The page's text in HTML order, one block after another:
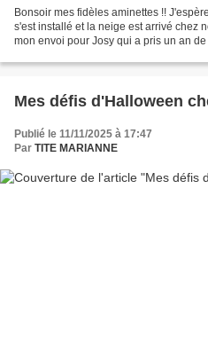
Bonsoir mes fidèles aminettes !!
s'est installé et la neige est arrivé chez
mon envoi pour Josy qui a pris un an
Mes défis d'Halloween
Publié le 11/11/2025 à 17:47
Par TITE MARIANNE